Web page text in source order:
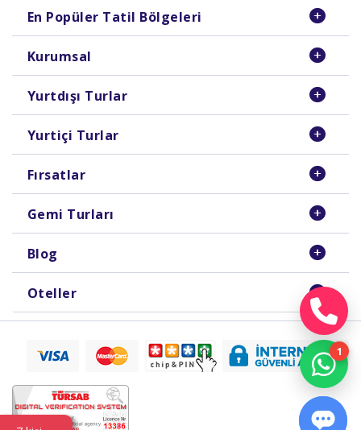
En Popüler Tatil Bölgeleri
Kurumsal
Yurtdışı Turlar
Yurtiçi Turlar
Fırsatlar
Gemi Turları
Blog
Oteller